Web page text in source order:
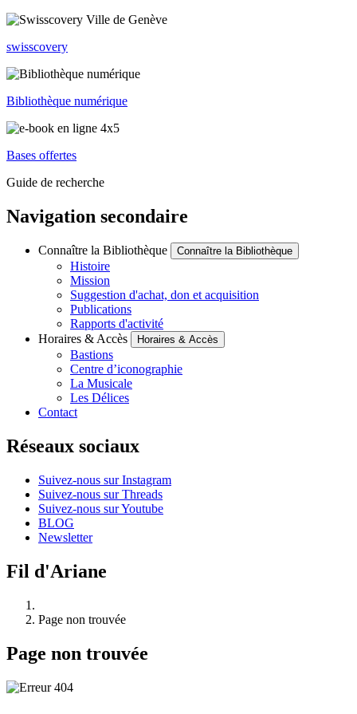
swisscovery
Bibliothèque numérique
Bases offertes
Guide de recherche
Navigation secondaire
Connaître la Bibliothèque Connaître la Bibliothèque
Histoire
Mission
Suggestion d'achat, don et acquisition
Publications
Rapports d'activité
Horaires & Accès
Horaires & Accès
Bastions
Centre d’iconographie
La Musicale
Les Délices
Contact
Réseaux sociaux
Suivez-nous sur Instagram
Suivez-nous sur Threads
Suivez-nous sur Youtube
BLOG
Newsletter
Fil d'Ariane
Page non trouvée
Page non trouvée